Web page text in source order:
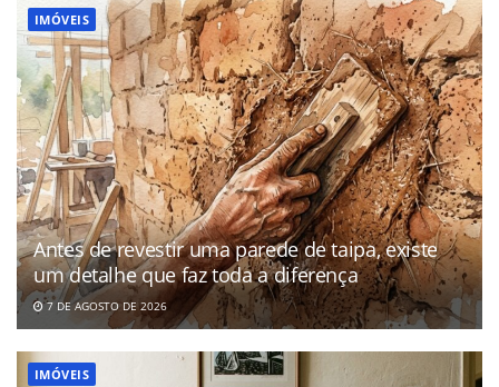
IMÓVEIS
Antes de revestir uma parede de taipa, existe
um detalhe que faz toda a diferença
7 DE AGOSTO DE 2026
IMÓVEIS